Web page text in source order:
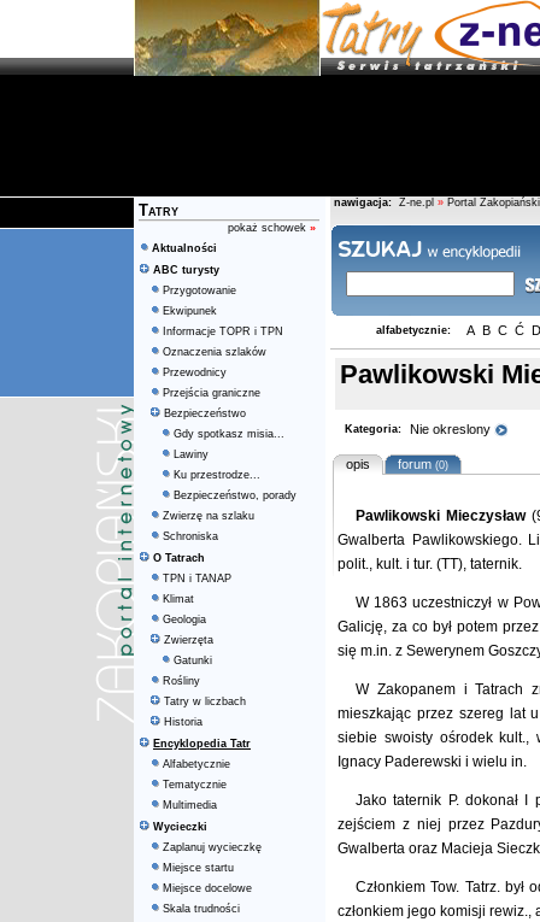
Tatry
pokaż schowek »
Aktualności
ABC turysty
Przygotowanie
Ekwipunek
Informacje TOPR i TPN
Oznaczenia szlaków
Przewodnicy
Przejścia graniczne
Bezpieczeństwo
Gdy spotkasz misia...
Lawiny
Ku przestrodze...
Bezpieczeństwo, porady
Zwierzę na szlaku
Schroniska
O Tatrach
TPN i TANAP
Klimat
Geologia
Zwierzęta
Gatunki
Rośliny
Tatry w liczbach
Historia
Encyklopedia Tatr
Alfabetycznie
Tematycznie
Multimedia
Wycieczki
Zaplanuj wycieczkę
Miejsce startu
Miejsce docelowe
Skala trudności
nawigacja: Z-ne.pl » Portal Zakopiański
alfabetycznie: A B C Ć D
Pawlikowski
Kategoria: Nie okreslony
opis forum(0)
Pawlikowski Mieczysław
Gwalberta Pawlikowskiego.
polit., kult. i tur. (TT), taternik.
W 1863 uczestniczył w
Galicję, za co był potem
się m.in. z Sewerynem
W Zakopanem i Tatrach
mieszkając przez szereg lat
siebie swoisty ośrodek kult.,
Ignacy Paderewski i wielu in.
Jako taternik P. dokonał
zejściem z niej przez
Gwalberta oraz Macieja
Członkiem Tow. Tatrz.
członkiem jego komisji rewiz.,